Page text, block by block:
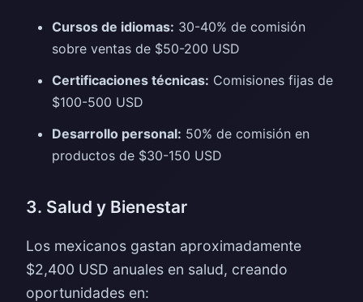
Cursos de idiomas: 30-40% de comisión
sobre ventas de $50-200 USD
Certificaciones técnicas: Comisiones fijas de
$100-500 USD
Desarrollo personal: 50% de comisión en
productos de $30-150 USD
3. Salud y Bienestar
Los mexicanos gastan aproximadamente
$2,400 USD anuales en salud, creando
oportunidades en: